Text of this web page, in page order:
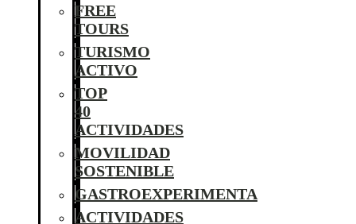
FREE
TOURS
TURISMO
ACTIVO
TOP
40
ACTIVIDADES
MOVILIDAD
SOSTENIBLE
GASTROEXPERIMENTA
ACTIVIDADES